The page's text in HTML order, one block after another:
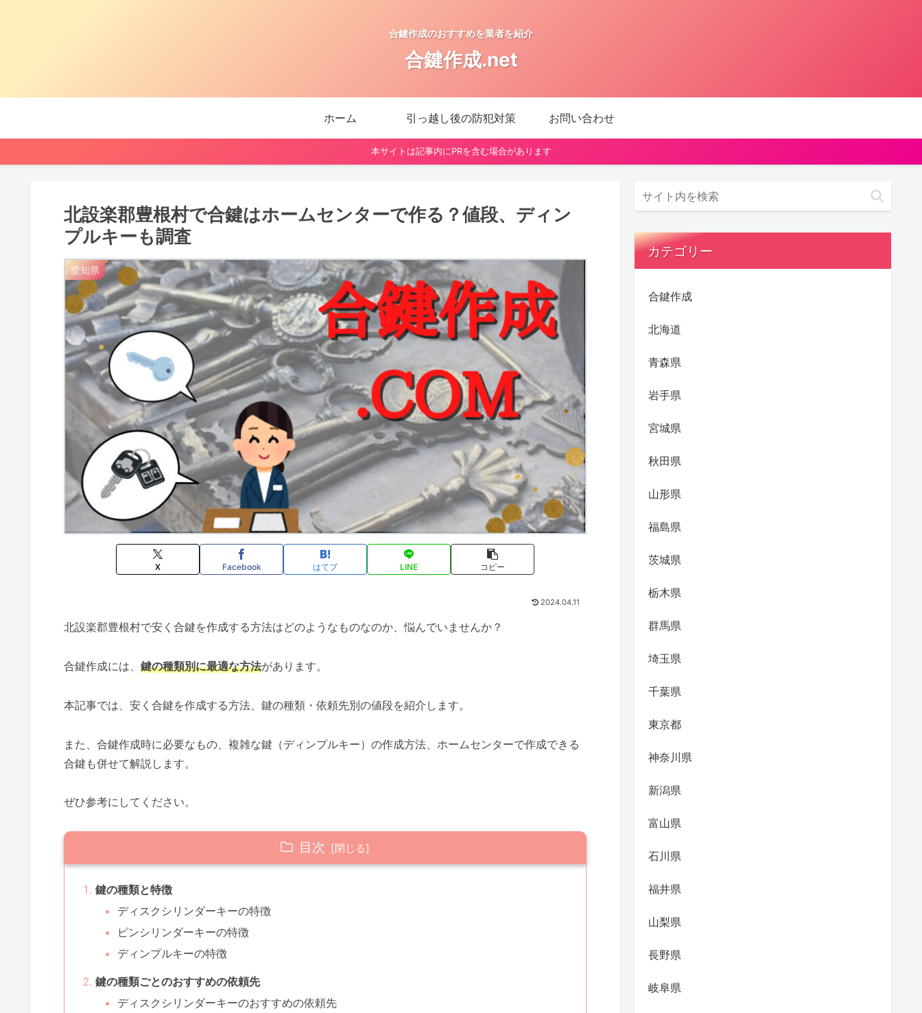
合鍵作成のおすすめを業者を紹介
合鍵作成.net
ホーム 引っ越し後の防犯対策 お問い合わせ
本サイトは記事内にPRを含む場合があります
北設楽郡豊根村で合鍵はホームセンターで作る？値段、ディン
プルキーも調査
愛知県
X Facebook はてブ LINE コピー
2024.04.11
北設楽郡豊根村で安く合鍵を作成する方法はどのようなものなのか、悩んでいませんか？
合鍵作成には、 鍵の種類別に最適な方法があります。
本記事では、安く合鍵を作成する方法、鍵の種類・依頼先別の値段を紹介します。
また、合鍵作成時に必要なもの、複雑な鍵（ディンプルキー）の作成方法、ホームセンターで作成できる
合鍵も併せて解説します。
ぜひ参考にしてください。
目次
鍵の種類と特徴
ディスクシリンダーキーの特徴
ピンシリンダーキーの特徴
ディンプルキーの特徴
鍵の種類ごとのおすすめの依頼先
ディスクシリンダーキーのおすすめの依頼先
カテゴリー
合鍵作成
北海道
青森県
岩手県
宮城県
秋田県
山形県
福島県
茨城県
栃木県
群馬県
埼玉県
千葉県
東京都
神奈川県
新潟県
富山県
石川県
福井県
山梨県
長野県
岐阜県